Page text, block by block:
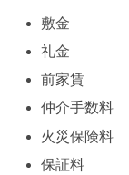
敷金
礼金
前家賃
仲介手数料
火災保険料
保証料